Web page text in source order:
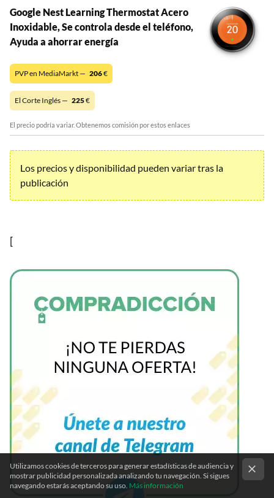
Google Nest Learning Thermostat Acero
Inoxidable, Se controla desde el teléfono,
Ayuda a ahorrar energía
PVP en MediaMarkt — 206€
El Corte Inglés — 225€
El precio podría variar. Obtenemos comisión por estos enlaces
Los precios y disponibilidad pueden variar tras la
publicación
[
Utilizamos cookies de terceros para generar estadísticas de audiencia y
mostrar publicidad personalizada analizando tu navegación. Si sigues
navegando estarás aceptando su uso. Más información